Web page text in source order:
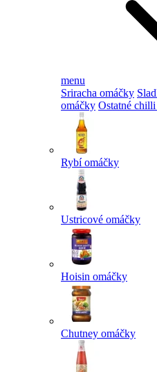
menu
Sriracha omáčky
omáčky Ostatné
Rybí omáčky
Ustricové omáčky
Hoisin omáčky
Chutney omáčky